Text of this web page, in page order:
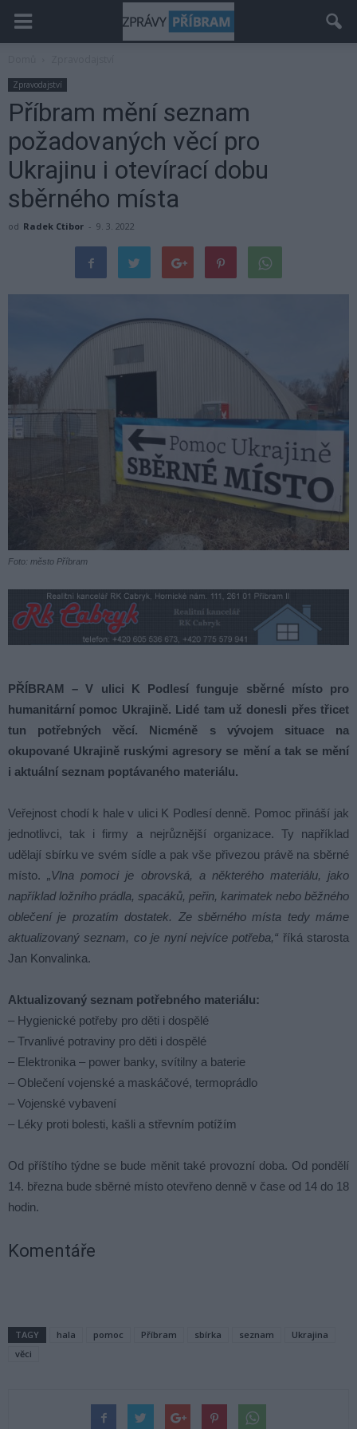
Zpravodajství
Příbram mění seznam
požadovaných věcí pro
Ukrajinu i otevírací dobu
sběrného místa
od Radek Ctibor - 9. 3. 2022
Foto: město Příbram
PŘÍBRAM – V ulici K Podlesí funguje sběrné místo pro
humanitární pomoc Ukrajině. Lidé tam už donesli přes třicet
tun potřebných věcí. Nicméně s vývojem situace na
okupované Ukrajině ruskými agresory se mění a tak se mění
i aktuální seznam poptávaného materiálu.
Veřejnost chodí k hale v ulici K Podlesí denně. Pomoc přináší jak
jednotlivci, tak i firmy a nejrůznější organizace. Ty například
udělají sbírku ve svém sídle a pak vše přivezou právě na sběrné
místo.„Vlna pomoci je obrovská, a některého materiálu, jako
například ložního prádla, spacáků, peřin, karimatek nebo běžného
oblečení je prozatím dostatek. Ze sběrného místa tedy máme
aktualizovaný seznam, co je nyní nejvíce potřeba,“ říká starosta
Jan Konvalinka.
Aktualizovaný seznam potřebného materiálu:
– Hygienické potřeby pro děti i dospělé
– Trvanlivé potraviny pro děti i dospělé
– Elektronika – power banky, svítilny a baterie
– Oblečení vojenské a maskáčové, termoprádlo
– Vojenské vybavení
– Léky proti bolesti, kašli a střevním potížím
Od příštího týdne se bude měnit také provozní doba. Od pondělí
14. března bude sběrné místo otevřeno denně v čase od 14 do 18
hodin.
Komentáře
TAGY hala pomoc Příbram sbírka seznam
Ukrajina
věci